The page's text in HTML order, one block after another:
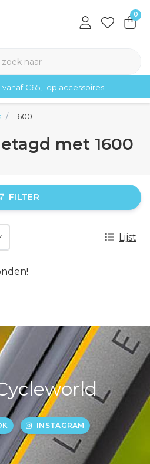
0
vanaf €65,- op accessoires
1600
met 1600
FILTER
Lijst
INSTAGRAM